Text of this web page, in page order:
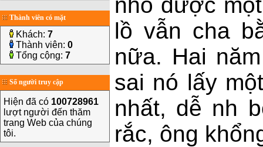
Thành viên có mặt
Khách: 7
Thành viên: 0
Tổng cộng: 7
Số người truy cập
Hiện đã có 100728961
lượt người đến thăm
trang Web của chúng
tôi.
lồ vẫn cha
nữa. Hai
sai nó lấy
nhất, dễ nh
rắc, ông